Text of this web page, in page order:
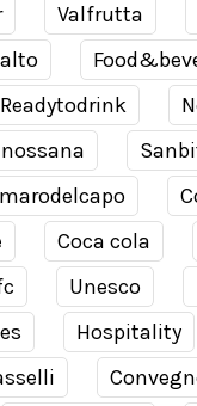
Valfrutta
Readytodrink
Coca cola
Unesco
Hospitality